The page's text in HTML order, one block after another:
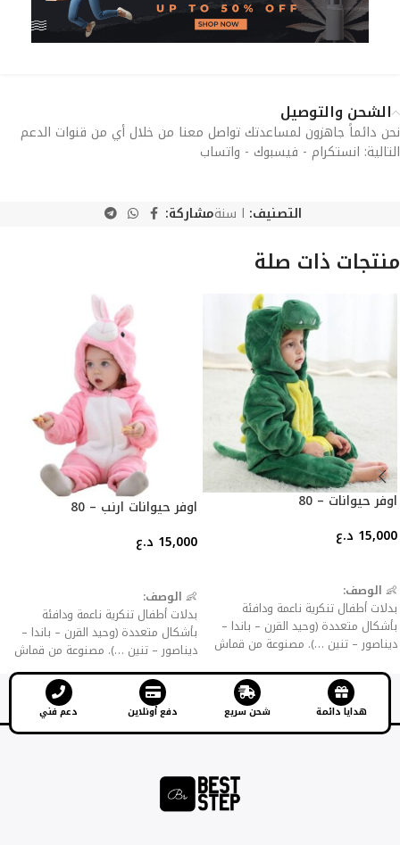
الشحن والتوصيل
نحن دائماً جاهزون لمساعدتك تواصل معنا من خلال أي من قنوات الدعم
التالية: انستكرام - فيسبوك - واتساب
التصنيف: ا سنةمشاركة:
منتجات ذات صلة
اوفر حيوانات – 80
15,000 د.ع
👶 الوصف:
بدلات أطفال تنكرية ناعمة ودافئة
بأشكال متعددة (وحيد القرن – باندا –
ديناصور – تنين …). مصنوعة من قماش
سحّاب أو أزرار للإغلاق لسهولة اللبس
✨
المميزات:
تصاميم جذابة تضيف المرح للأطفال.
مثالية كملابس منزلية، حفلات تنكرية،
اوفر حيوانات ارنب – 80
15,000 د.ع
👶 الوصف:
بدلات أطفال تنكرية ناعمة ودافئة
بأشكال متعددة (وحيد القرن – باندا –
ديناصور – تنين …). مصنوعة من قماش
فلانيل سميك للحماية من البرد، مع
سحّاب أو أزرار للإغلاق لسهولة اللبس
والخلع.
✨المميزات:
تصاميم جذابة تضيف المرح للأطفال.
مثالية كملابس منزلية، حفلات تنكرية،
هدايا دائمة شحن سريع دفع أونلاين دعم فني